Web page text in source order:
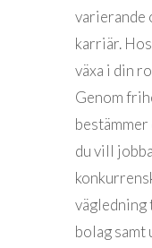
varierande
karriär.
växa i din
Genom
bestämmer
du vill
bolag samt